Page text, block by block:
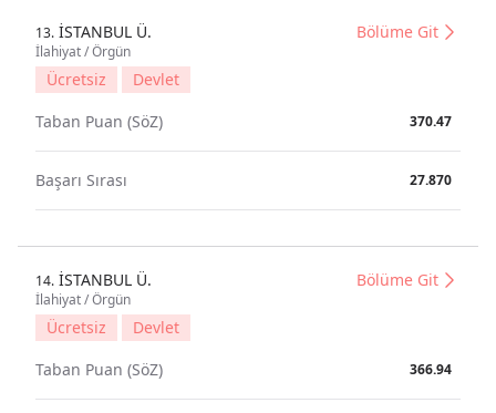
13. İSTANBUL Ü.
İlahiyat / Örgün
Bölüme Git
Ücretsiz
Devlet
Taban Puan (SöZ)
370.47
Başarı Sırası 27.870
14. İSTANBUL Ü.
İlahiyat / Örgün
Bölüme Git
Ücretsiz
Devlet
Taban Puan (SöZ)
366.94